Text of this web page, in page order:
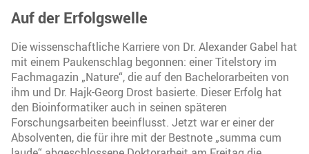
Auf der Erfolgswelle
Die wissenschaftliche Karriere von Dr. Alexander Gabel hat
mit einem Paukenschlag begonnen: einer Titelstory im
Fachmagazin „Nature“, die auf den Bachelorarbeiten von
ihm und Dr. Hajk-Georg Drost basierte. Dieser Erfolg hat
den Bioinformatiker auch in seinen späteren
Forschungsarbeiten beeinflusst. Jetzt war er einer der
Absolventen, die für ihre mit der Bestnote „summa cum